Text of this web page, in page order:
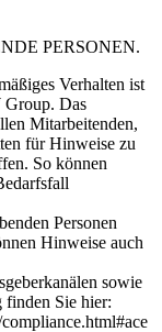
PERSONEN.
Verhalten ist
Group. Das
Mitarbeitenden,
für Hinweise zu
So können
Personen
Hinweise auch
sowie
finden Sie hier: